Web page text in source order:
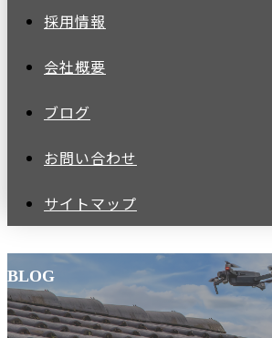
採用情報
会社概要
ブログ
お問い合わせ
サイトマップ
BLOG